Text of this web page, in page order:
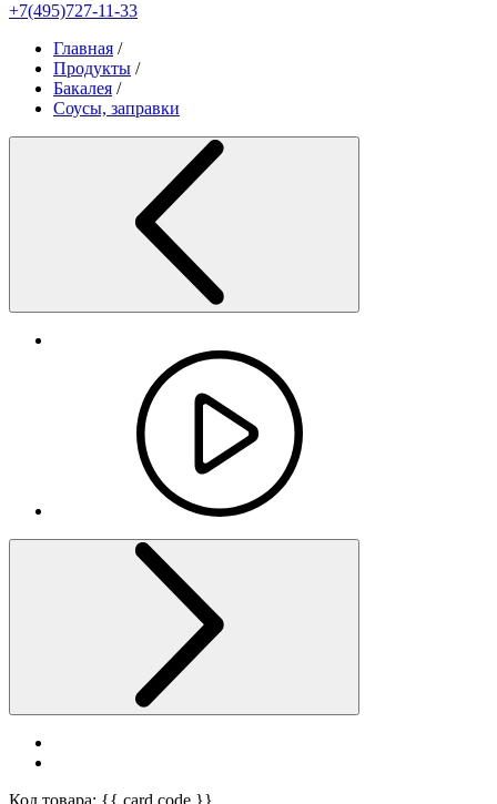
+7(495)727-11-33
Главная /
Продукты /
Бакалея /
Соусы, заправки
Код товара: {{ card.code }}